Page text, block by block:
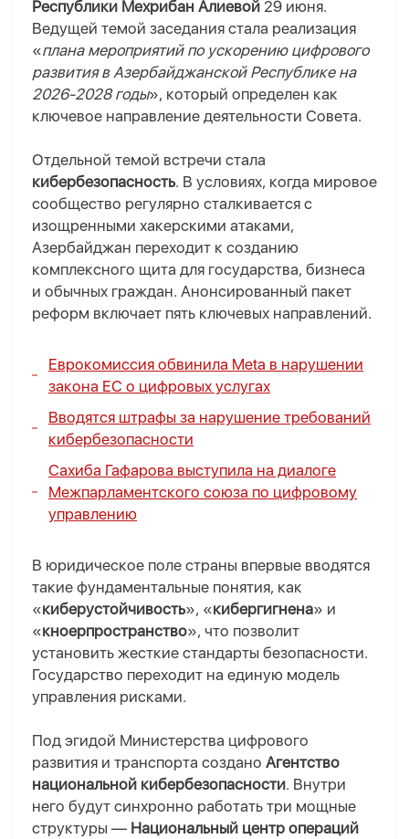
Республики Мехрибан Алиевой 29 июня.
Ведущей темой заседания стала реализация
«плана мероприятий по ускорению цифрового
развития в Азербайджанской Республике на
2026-2028 годы», который определен как
ключевое направление деятельности Совета.
Отдельной темой встречи стала
кибербезопасность. В условиях, когда мировое
сообщество регулярно сталкивается с
изощренными хакерскими атаками,
Азербайджан переходит к созданию
комплексного щита для государства, бизнеса
и обычных граждан. Анонсированный пакет
реформ включает пять ключевых направлений.
Еврокомиссия обвинила Meta в нарушении
закона ЕС о цифровых услугах
Вводятся штрафы за нарушение требований
кибербезопасности
Сахиба Гафарова выступила на диалоге
Межпарламентского союза по цифровому
управлению
В юридическое поле страны впервые вводятся
такие фундаментальные понятия, как
«киберустойчивость», «кибергигнена» и
«кноерпространство», что позволит
установить жесткие стандарты безопасности.
Государство переходит на единую модель
управления рисками.
Под эгидой Министерства цифрового
развития и транспорта создано Агентство
национальной кибербезопасности. Внутри
него будут синхронно работать три мощные
структуры — Национальный центр операций